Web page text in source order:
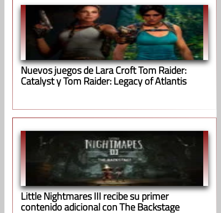
Nuevos juegos de Lara Croft Tom Raider:
Catalyst y Tom Raider: Legacy of Atlantis
Little Nightmares III recibe su primer
contenido adicional con The Backstage